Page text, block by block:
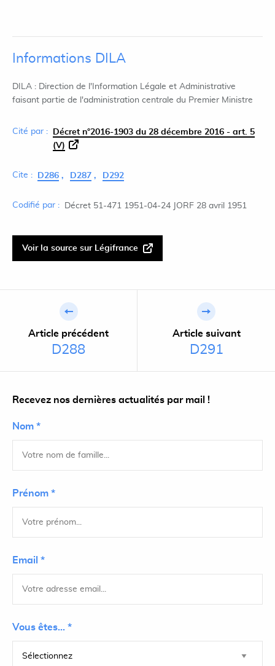
Informations DILA
DILA : Direction de l'Information Légale et Administrative
faisant partie de l'administration centrale du Premier Ministre
Cité par :
Décret n°2016-1903 du 28 décembre 2016 - art. 5
(V)
Cite : D286 D287 D292
Codifié par : Décret 51-471 1951-04-24 JORF 28 avril 1951
Voir la source sur Légifrance
Article précédent
D288
Article suivant
D291
Recevez nos dernières actualités par mail !
Nom *
Prénom *
Email *
Vous êtes... *